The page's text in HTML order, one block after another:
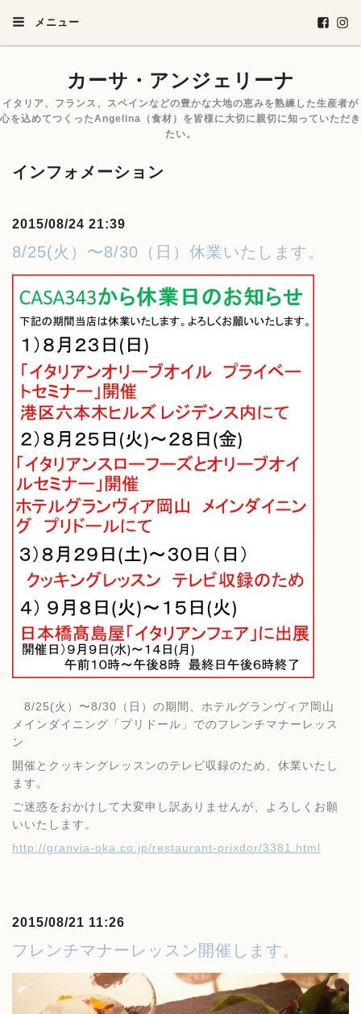
メニュー
カーサ・アンジェリーナ
イタリア、フランス、スペインなどの豊かな大地の恵みを熟練した生産者が
心を込めてつくったAngelina（食材）を皆様に大切に親切に知っていただき
たい。
インフォメーション
2015/08/24 21:39
8/25(火）〜8/30（日）休業いたします。
8/25(火）〜8/30（日）の期間、ホテルグランヴィア岡山
メインダイニング「プリドール」でのフレンチマナーレッス
ン
開催とクッキングレッスンのテレビ収録のため、休業いたし
ます。
ご迷惑をおかけして大変申し訳ありませんが、よろしくお願
いいたします。
http://granvia-oka.co.jp/restaurant-prixdor/3381.html
2015/08/21 11:26
フレンチマナーレッスン開催します。